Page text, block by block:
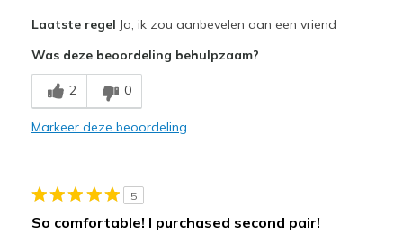
Breathe Well
Comfortable
Beste toepassingen
Laatste regel Ja, ik zou aanbevelen aan een vriend
Was deze beoordeling behulpzaam?
2 0
Markeer deze beoordeling
5
So comfortable! I purchased second pair!